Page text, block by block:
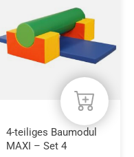
4-teiliges Baumodul
MAXI – Set 4